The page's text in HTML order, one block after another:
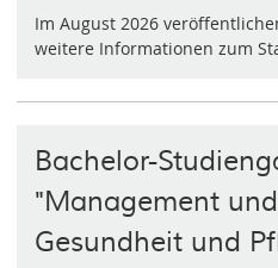
Im August 2026
weitere Informationen zum
Bachelor-
"Management
Gesundheit und